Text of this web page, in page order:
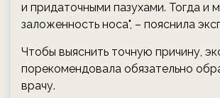
и придаточными пазухами. Тогда и
заложенность носа", – пояснила
Чтобы выяснить точную причину,
порекомендовала обязательно
врачу.